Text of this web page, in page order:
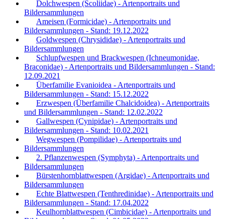
Dolchwespen (Scoliidae) - Artenportraits und
Bildersammlungen
Ameisen (Formicidae) - Artenportraits und
Bildersammlungen - Stand: 19.12.2022
Goldwespen (Chrysididae) - Artenportraits und
Bildersammlungen
Schlupfwespen und Brackwespen (Ichneumonidae,
Braconidae) - Artenportraits und Bildersammlungen - Stand:
12.09.2021
Überfamilie Evanioidea - Artenportraits und
Bildersammlungen - Stand: 15.12.2022
Erzwespen (Überfamilie Chalcidoidea) - Artenportraits
und Bildersammlungen - Stand: 12.02.2022
Gallwespen (Cynipidae) - Artenportraits und
Bildersammlungen - Stand: 10.02.2021
Wegwespen (Pompilidae) - Artenportraits und
Bildersammlungen
2. Pflanzenwespen (Symphyta) - Artenportraits und
Bildersammlungen
Bürstenhornblattwespen (Argidae) - Artenportraits und
Bildersammlungen
Echte Blattwespen (Tenthredinidae) - Artenportraits und
Bildersammlungen - Stand: 17.04.2022
Keulhornblattwespen (Cimbicidae) - Artenportraits und